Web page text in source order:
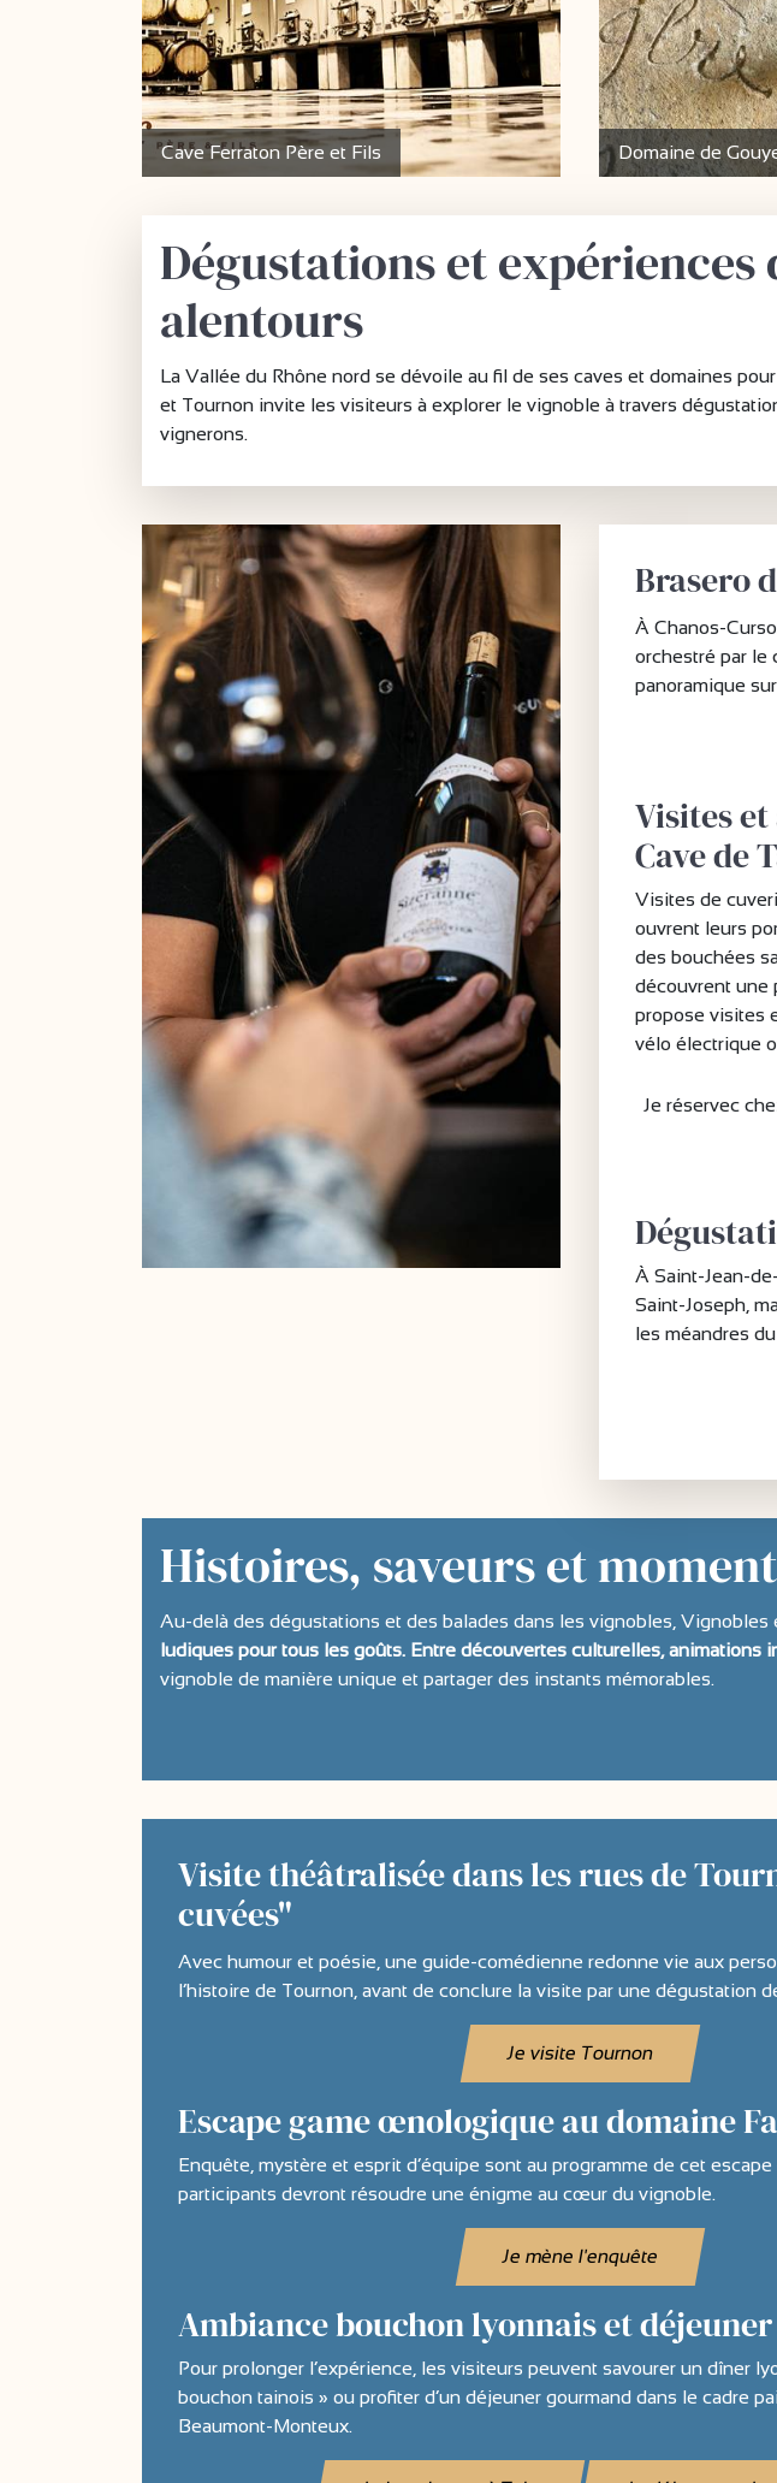
Cave Ferraton Père et Fils Domaine de
Dégustations et expériences
alentours
La Vallée du Rhône nord se dévoile au fil de ses caves et domaines
et Tournon invite les visiteurs à explorer le vignoble à travers
vignerons.
Brasero
À Chanos-
orchestré par le
panoramique
Visites
Cave de
Visites de
ouvrent leurs
des bouchées
découvrent une
propose visites
vélo électrique
Je réservec
À Saint-Jean-
Saint-Joseph,
les méandres
Histoires, saveurs et
Au-delà des dégustations et des balades dans les vignobles,
ludiques pour tous les goûts. Entre découvertes culturelles, animations
vignoble de manière unique et partager des instants mémorables.
Visite théâtralisée dans les rues de
cuvées"
Avec humour et poésie, une guide-comédienne redonne vie aux
l’histoire de Tournon, avant de conclure la visite par une dégustation
Je visite Tournon
Escape game œnologique au domaine
Enquête, mystère et esprit d’équipe sont au programme de cet
participants devront résoudre une énigme au cœur du vignoble.
Je mène l'enquête
Ambiance bouchon lyonnais et
Pour prolonger l’expérience, les visiteurs peuvent savourer un dîner
bouchon tainois » ou profiter d’un déjeuner gourmand dans le cadre
Beaumont-Monteux.